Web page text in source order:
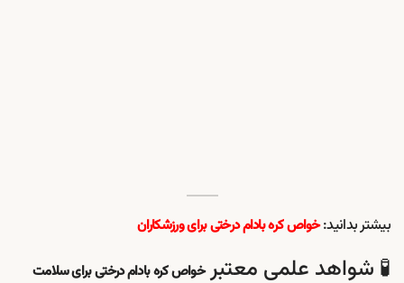
بیشتر بدانید:خواص کره بادام درختی برای ورزشکاران
🧪 شواهد علمی معتبرخواص کره بادام درختی برای سلامت